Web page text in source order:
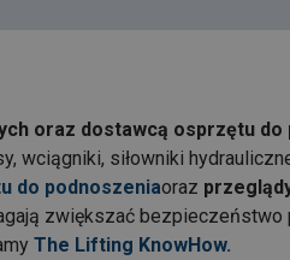
oraz dostawcą osprzętu
wciągniki, siłowniki
do podnoszeniaoraz
zwiększać
The Lifting KnowHow.